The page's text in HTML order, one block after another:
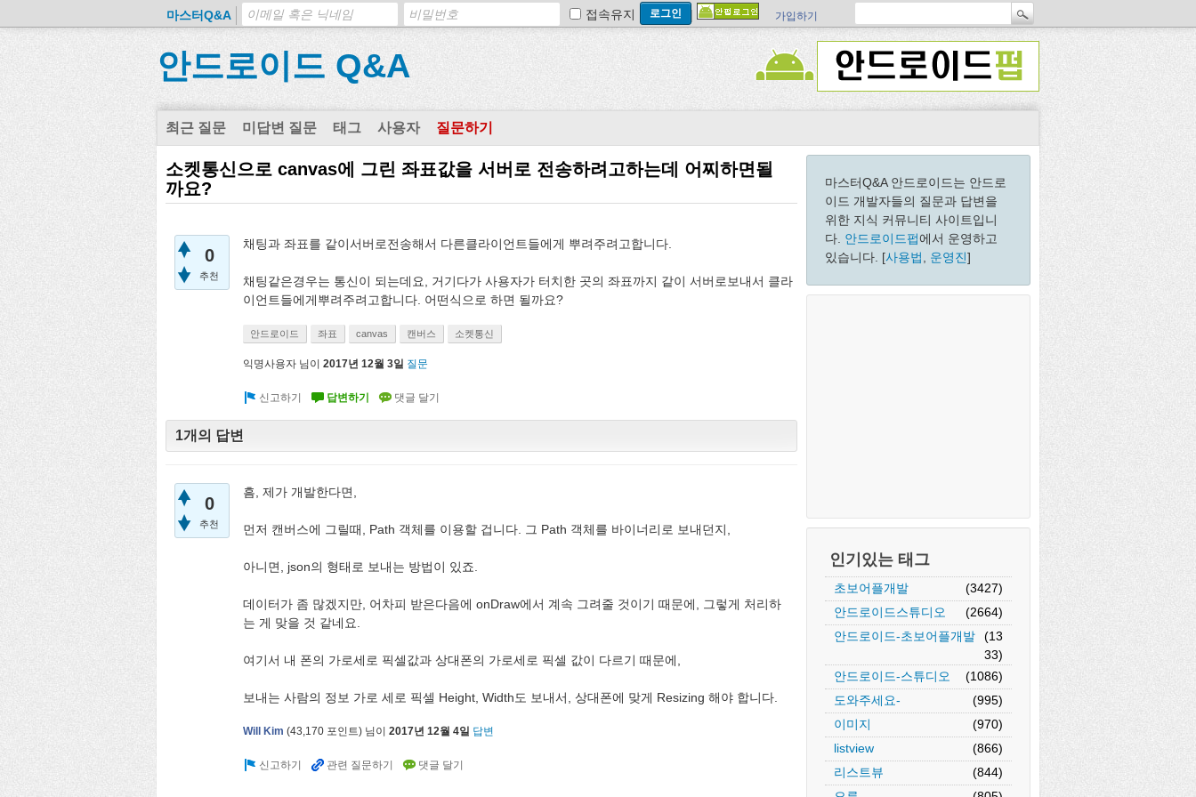
마스터Q&A 접속유지 가입하기
안드로이드 Q&A
최근 질문 미답변 질문 태그 사용자 질문하기
마스터Q&A 안드로이드는 안드로
이드 개발자들의 질문과 답변을
위한 지식 커뮤니티 사이트입니
다. 안드로이드펍에서 운영하고
있습니다. [사용법 운영진]
인기있는 태그
초보어플개발
(3427)
안드로이드스튜디오
(2664)
안드로이드-초보어플개발
(13
33)
안드로이드-스튜디오
(1086)
도와주세요-
(995)
이미지
(970)
listview
(866)
리스트뷰
(844)
소켓통신으로 canvas에 그린 좌표값을 서버로 전송하려고하는데 어찌하면될
까요?
0
추천
채팅과 좌표를 같이서버로전송해서 다른클라이언트들에게 뿌려주려고합니다.
채팅같은경우는 통신이 되는데요, 거기다가 사용자가 터치한 곳의 좌표까지 같이 서버로보내서 클라
이언트들에게뿌려주려고합니다. 어떤식으로 하면 될까요?
안드로이드 좌표 canvas 캔버스 소켓통신
익명사용자 님이 2017년 12월 3일 질문
1개의 답변
0
추천
흠, 제가 개발한다면,
먼저 캔버스에 그릴때, Path 객체를 이용할 겁니다. 그 Path 객체를 바이너리로 보내던지,
아니면, json의 형태로 보내는 방법이 있죠.
데이터가 좀 많겠지만, 어차피 받은다음에 onDraw에서 계속 그려줄 것이기 때문에, 그렇게 처리하
는 게 맞을 것 같네요.
여기서 내 폰의 가로세로 픽셀값과 상대폰의 가로세로 픽셀 값이 다르기 때문에,
보내는 사람의 정보 가로 세로 픽셀 Height, Width도 보내서, 상대폰에 맞게 Resizing 해야 합니다.
Will Kim (43,170 포인트) 님이 2017년 12월 4일 답변